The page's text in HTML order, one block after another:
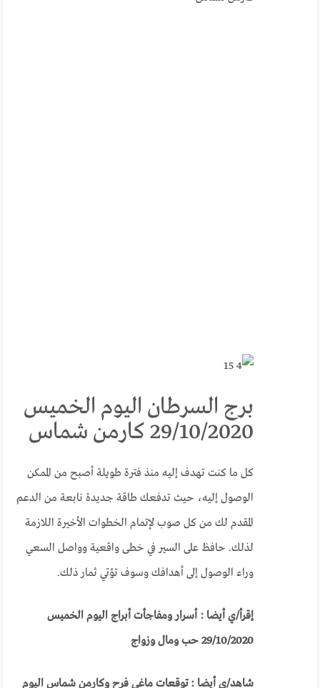
برج السرطان اليوم الخميس
29/10/2020 كارمن شماس
كل ما كنت تهدف إليه منذ فترة طويلة أصبح من الممكن
الوصول إليه، حيث تدفعك طاقة جديدة نابعة من الدعم
المقدم لك من كل صوب لإتمام الخطوات الأخيرة اللازمة
لذلك. حافظ على السير في خطى واقعية وواصل السعي
وراء الوصول إلى أهدافك وسوف تؤتي ثمار ذلك.
إقرأ/ي أيضا : أسرار ومفاجأت أبراج اليوم الخميس
29/10/2020 حب ومال وزواج
شاهد/ي أيضا : توقعات ماغى فرح وكارمن شماس اليوم